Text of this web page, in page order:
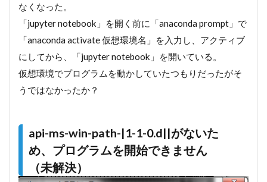
決）
1.3
セク
ショ
エ
ラー
解決
1.4
セク
なくなった。
「jupyter notebook」を開く前に「anaconda prompt」で
「anaconda activate 仮想環境名」を入力し、アクティブ
にしてから、「jupyter notebook」を開いている。
仮想環境でプログラムを動かしていたつもりだったがそ
うではなかったか？
api-ms-win-path-|1-1-0.d||がないた
め、プログラムを開始できません
（未解決）